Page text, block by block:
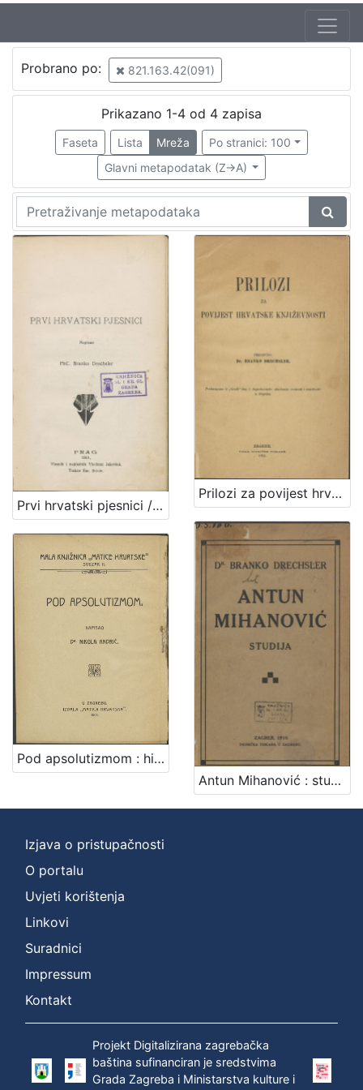
Probrano po: 821.163.42(091)
Prikazano 1-4 od 4 zapisa
Faseta Lista Mreža
Po stranici: 100
Glavni metapodatak (Z->A)
Prvi hrvatski pjesnici / napisao Branko Drechsler
Prilozi za povijest hrvatske književnosti / priopćio Branko Drechsler
Pod apsolutizmom : historija šestoga decenija hrvatske književnosti / napisao Nikola Andrić
Antun Mihanović : studija / Branko Drechsler
Izjava o pristupačnosti
O portalu
Uvjeti korištenja
Linkovi
Suradnici
Impressum
Kontakt
Projekt Digitalizirana zagrebačka
baština sufinanciran je sredstvima
Grada Zagreba i Ministarstva kulture i